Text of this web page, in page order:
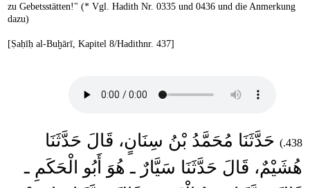
zu Gebetsstätten!" (* Vgl. Hadith Nr. 0335 und 0436 und die Anmerkung
dazu)
[Ṣaḥīḥ al-Buḫārī, Kapitel 8/Hadithnr. 437]
438.)
حَدَّثَنَا مُحَمَّدُ بْنُ سِنَانٍ، قَالَ حَدَّثَنَا
هُشَيْمٌ، قَالَ حَدَّثَنَا سَيَّارٌ ـ هُوَ أَبُو الْحَكَمِ ـ